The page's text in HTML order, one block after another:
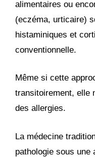
alimentaires ou
(eczéma, urticaire)
histaminiques et
conventionnelle.
Même si cette
transitoirement, elle
des allergies.
La médecine
pathologie sous une